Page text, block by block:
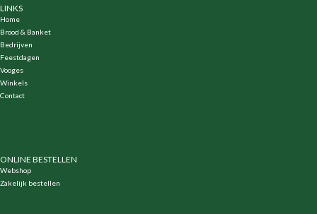
LINKS
Home
Brood & Banket
Bedrijven
Feestdagen
Vooges
Winkels
Contact
ONLINE BESTELLEN
Webshop
Zakelijk bestellen